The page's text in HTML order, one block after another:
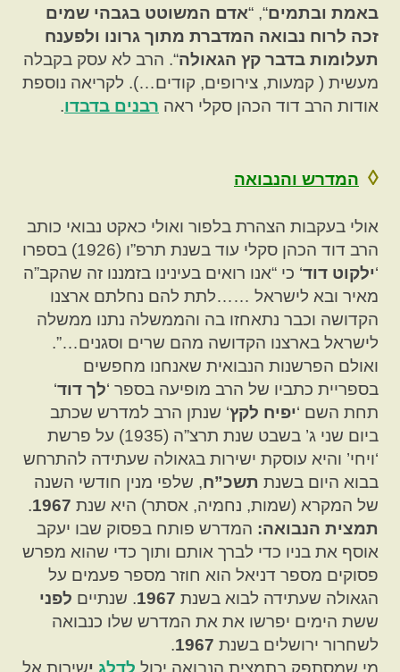
באמת ובתמים“, “אדם המשוטט בגבהי שמים
זכה לרוח נבואה המדברת מתוך גרונו ולפענח
תעלומות בדבר קץ הגאולה“. הרב לא עסק בקבלה
מעשית ( קמעות, צירופים, קודים…). לקריאה נוספת
אודות הרב דוד הכהן סקלי ראה רבנים בדבדו.
◊ המדרש והנבואה
אולי בעקבות הצהרת בלפור ואולי כאקט נבואי כותב
הרב דוד הכהן סקלי עוד בשנת תרפ”ו (1926) בספרו
‘ילקוט דוד‘ כי “אנו רואים בעינינו בזמננו זה שהקב”ה
מאיר ובא לישראל ……לתת להם נחלתם ארצנו
הקדושה וכבר נתאחזו בה והממשלה נתנו ממשלה
לישראל בארצנו הקדושה מהם שרים וסגנים…”.
ואולם הפרשנות הנבואית שאנחנו מחפשים
בספריית כתביו של הרב מופיעה בספר ‘לך דוד‘
תחת השם ‘יפיח לקץ‘ שנתן הרב למדרש שכתב
ביום שני ג’ בשבט שנת תרצ”ה (1935) על פרשת
‘ויחי’ והיא עוסקת ישירות בגאולה שעתידה להתרחש
בבוא היום בשנת תשכ”ח, שלפי מנין חודשי השנה
של המקרא (שמות, נחמיה, אסתר) היא שנת 1967
.
תמצית הנבואה: המדרש פותח בפסוק שבו יעקב
אוסף את בניו כדי לברך אותם ותוך כדי שהוא מפרש
פסוקים מספר דניאל הוא חוזר מספר פעמים על
הגאולה שעתידה לבוא בשנת
. שנתיים לפני
ששת הימים יפרשו את את המדרש שלו כנבואה
לשחרור ירושלים בשנת 1967
.
מי שמסתפק בתמצית הנבואה יכול לדלג ישירות אל